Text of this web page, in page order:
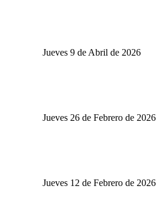
Jueves 9 de Abril de 2026
Jueves 26 de Febrero de 2026
Jueves 12 de Febrero de 2026